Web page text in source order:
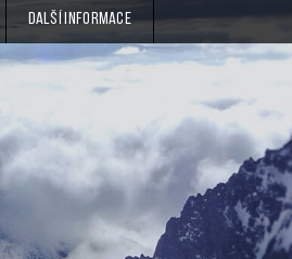
Další informace